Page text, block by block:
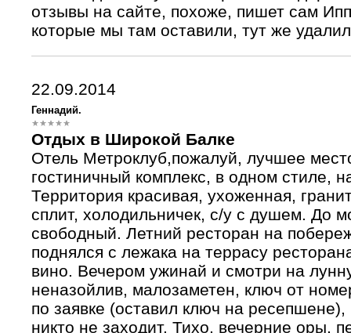
отзывы на сайте, похоже, пишет сам
которые мы там оставили, тут же
22.09.2014
Геннадий.
Отдых в Широкой Балке
Отель Метроклуб,пожалуй, лучшее
гостиничный комплекс, в одном стиле,
Территория красивая, ухоженная,
сплит, холодильничек, с/у с душем. До
свободный. Летний ресторан на
поднялся с лежака на террасу
вино. Вечером ужинай и смотри на
неназойлив, малозаметен, ключ от
по заявке (оставил ключ на
никто не заходит. Тихо, вечерние оры,